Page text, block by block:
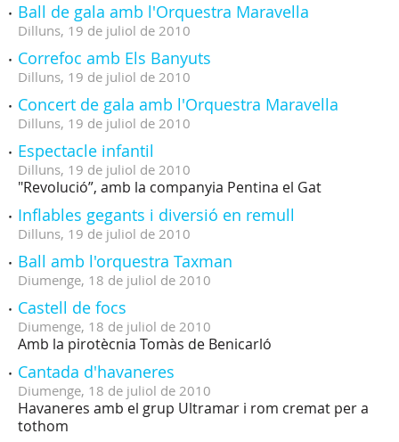
Ball de gala amb l'Orquestra Maravella
Dilluns, 19 de juliol de 2010
Correfoc amb Els Banyuts
Dilluns, 19 de juliol de 2010
Concert de gala amb l'Orquestra Maravella
Dilluns, 19 de juliol de 2010
Espectacle infantil
Dilluns, 19 de juliol de 2010
"Revolució”, amb la companyia Pentina el Gat
Inflables gegants i diversió en remull
Dilluns, 19 de juliol de 2010
Ball amb l'orquestra Taxman
Diumenge, 18 de juliol de 2010
Castell de focs
Diumenge, 18 de juliol de 2010
Amb la pirotècnia Tomàs de Benicarló
Cantada d'havaneres
Diumenge, 18 de juliol de 2010
Havaneres amb el grup Ultramar i rom cremat per a
tothom